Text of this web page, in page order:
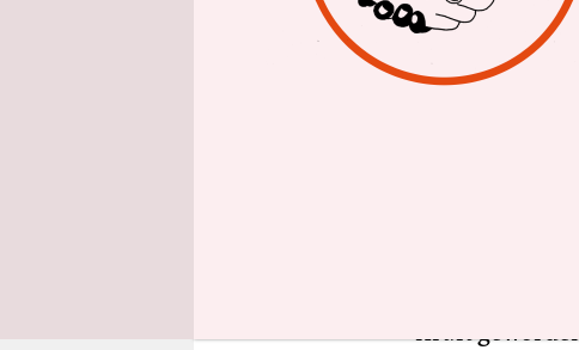
Aktivisten vor
lettischen
Schwule und
Die
dem
Kraft